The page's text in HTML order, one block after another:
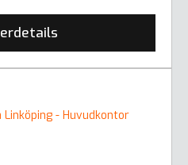
- Huvudkontor